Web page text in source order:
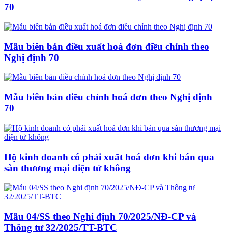
70
Mẫu biên bản điều xuất hoá đơn điều chỉnh theo
Nghị định 70
Mẫu biên bản điều chỉnh hoá đơn theo Nghị định
70
Hộ kinh doanh có phải xuất hoá đơn khi bán qua
sàn thương mại điện tử không
Mẫu 04/SS theo Nghi định 70/2025/NĐ-CP và
Thông tư 32/2025/TT-BTC